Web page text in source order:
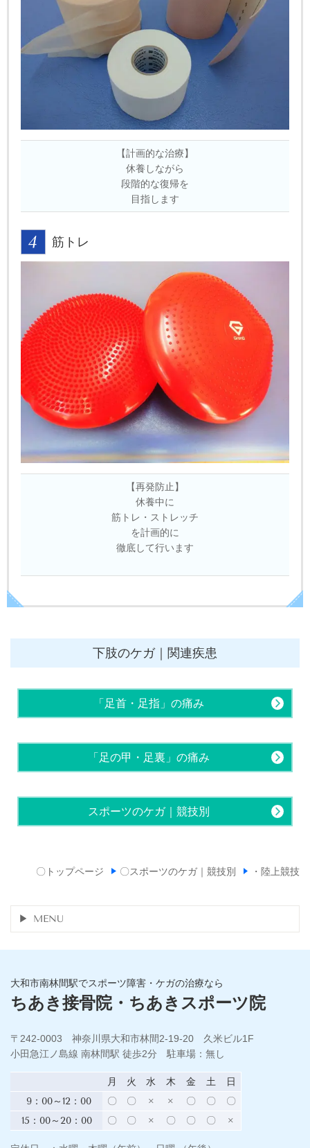
【計画的な治療】
休養しながら
段階的な復帰を
目指します
筋トレ
【再発防止】
休養中に
筋トレ・ストレッチ
を計画的に
徹底して行います
下肢のケガ｜関連疾患
「足首・足指」の痛み
「足の甲・足裏」の痛み
スポーツのケガ｜競技別
〇トップページ 〇スポーツのケガ｜競技別 ・陸上競技
MENU
大和市南林間駅でスポーツ障害・ケガの治療なら
ちあき接骨院・ちあきスポーツ院
〒242-0003 神奈川県大和市林間2-19-20 久米ビル1F
小田急江ノ島線 南林間駅 徒歩2分 駐車場：無し
月 火 水 木 金 土
日
9：00～12：00
〇 〇 × × 〇 〇
〇
15：00～20：00
〇 〇 × 〇 〇 〇 ×